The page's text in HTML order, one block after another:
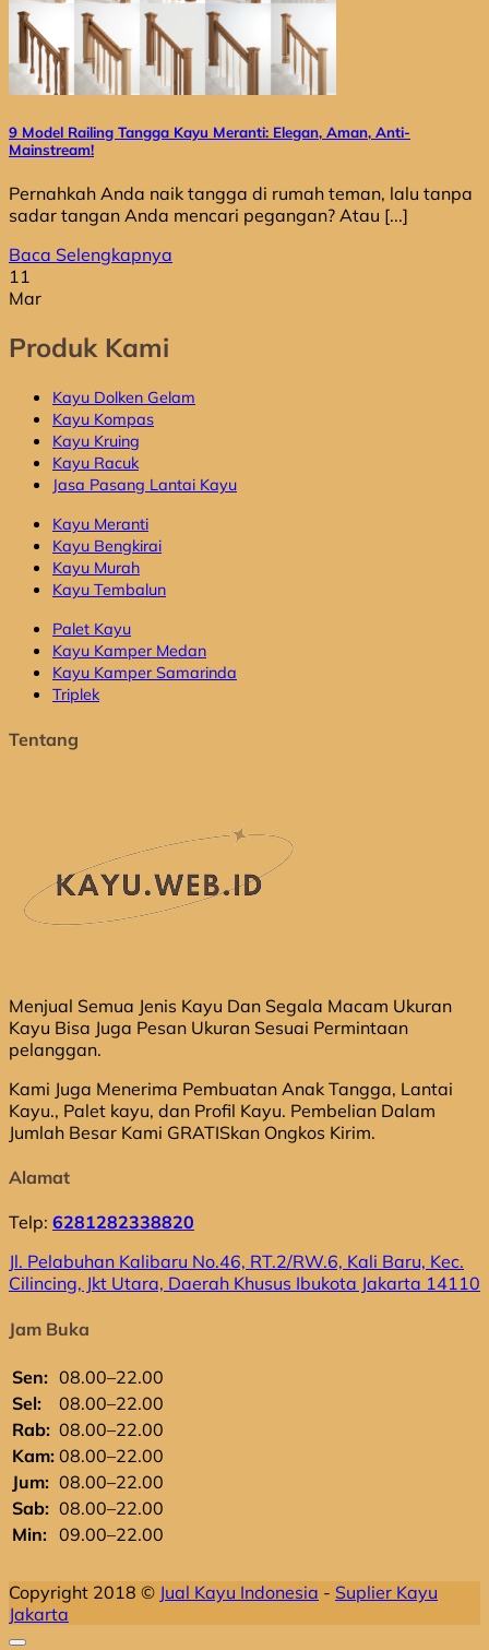
9 Model Railing Tangga Kayu Meranti: Elegan, Aman, Anti-
Mainstream!
Pernahkah Anda naik tangga di rumah teman, lalu tanpa
sadar tangan Anda mencari pegangan? Atau [...]
Baca Selengkapnya
11
Mar
Produk Kami
Kayu Dolken Gelam
Kayu Kompas
Kayu Kruing
Kayu Racuk
Jasa Pasang Lantai Kayu
Kayu Meranti
Kayu Bengkirai
Kayu Murah
Kayu Tembalun
Palet Kayu
Kayu Kamper Medan
Kayu Kamper Samarinda
Triplek
Tentang
Menjual Semua Jenis Kayu Dan Segala Macam Ukuran
Kayu Bisa Juga Pesan Ukuran Sesuai Permintaan
pelanggan.
Kami Juga Menerima Pembuatan Anak Tangga, Lantai
Kayu., Palet kayu, dan Profil Kayu. Pembelian Dalam
Jumlah Besar Kami GRATISkan Ongkos Kirim.
Alamat
Telp: 6281282338820
Jl. Pelabuhan Kalibaru No.46, RT.2/RW.6, Kali Baru, Kec.
Cilincing, Jkt Utara, Daerah Khusus Ibukota Jakarta 14110
Jam Buka
Sen: 08.00–22.00
Sel:
08.00–22.00
Rab: 08.00–22.00
Kam: 08.00–22.00
Jum: 08.00–22.00
Sab: 08.00–22.00
Min: 09.00–22.00
Copyright 2018 © Jual Kayu Indonesia - Suplier Kayu
Jakarta